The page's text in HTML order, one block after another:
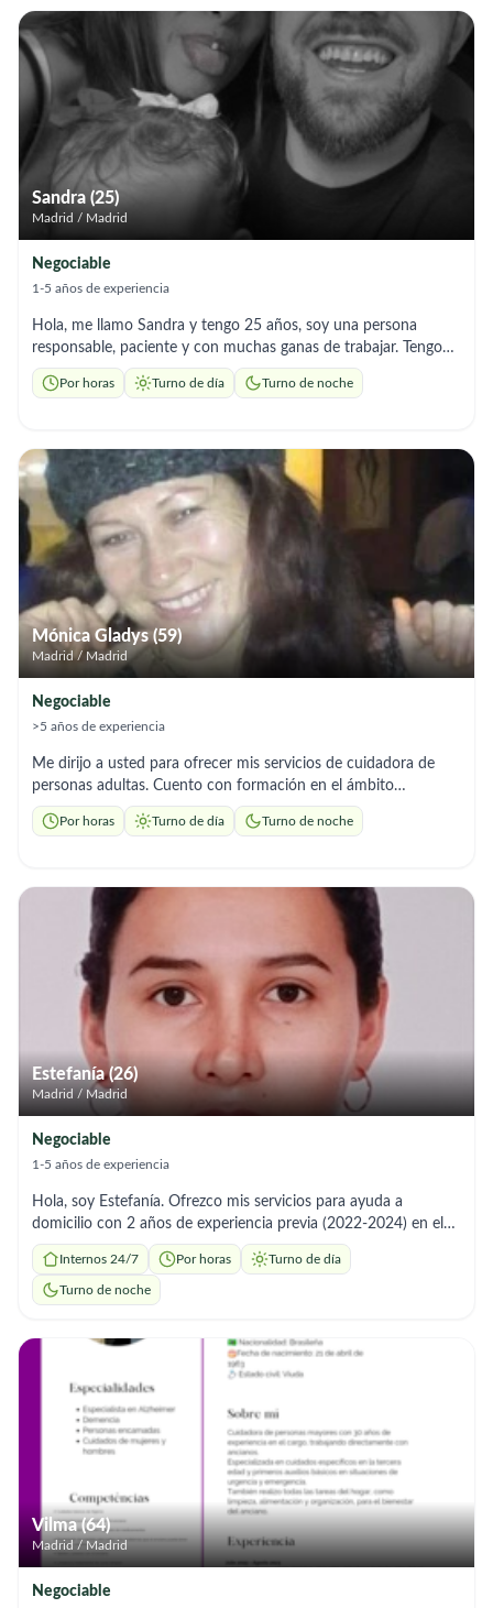
emocional de la persona a mi cuidado. Acompaño en paseos y
diligencias, garantizando seguridad y compañía en todo
momento. Puedo colaborar en tareas del hogar y preparar
comidas saludables adaptadas a sus necesidades. Soy una
persona responsable, organizada, paciente y discreta,
comprometida con crear un ambiente con entorno seguro,
agradable y de confianza. Si buscas tranquilidad y buen
cuidado para su ser querido, estaré encantada de ayudarte
Sandra (25)
Madrid / Madrid
Negociable
1-5 años de experiencia
Hola, me llamo Sandra y tengo 25 años, soy una persona
responsable, paciente y con muchas ganas de trabajar. Tengo
experiencia cuidando personas mayores y realizando tareas de
limpieza en domicilios particulares. Puedo ayudar con: • 👵
Compras y recados • 🧹 Limpieza y mantenimiento del hogar •
🚗 Traslados (dispongo de coche propio) Aunque mi
experiencia es principalmente en trabajos puntuales, soy muy
comprometida, puntual y aprendo rápido. Me adapto
fácilmente y trato a las personas con respeto y cariño.
Disponibilidad inmediata. Me adapto a los horarios que
necesitéis. Busco familias serias y responsables en Madrid.
Por horas Turno de día Turno de noche
Mónica Gladys (59)
Madrid / Madrid
Negociable
>5 años de experiencia
Me dirijo a usted para ofrecer mis servicios de cuidadora de
personas adultas. Cuento con formación en el ámbito
sociosanitario, incluyendo seguridad y salud en el trabajo,
primeros auxilios, administración de inyectables y atención
vocación de servicio, cualidades fundamentales para garantizar
el bienestar y la calidad de vida de las personas a mi cuidado.
Estoy preparado para apoyar en las actividades básicas de la
vida diaria, así como para ofrecer acompañamiento emocional
y contribuir a un entorno seguro y saludable. Además, cuento
con disponibilidad inmediata. Respetuosamente. Mónica
Por horas Turno de día Turno de noche
Estefanía (26)
Madrid / Madrid
Negociable
1-5 años de experiencia
Hola, soy Estefanía. Ofrezco mis servicios para ayuda a
domicilio con 2 años de experiencia previa (2022-2024) en el
cuidado de personas mayores de forma particular. Soy una
persona muy amable, paciente y con gran capacidad de
aprendizaje. Mis servicios incluyen: °Aseo e higiene personal y
hidratación. °Acompañamiento: paseos, citas médicas y
supervisión de medicación. Cuento con TIE en vigor,
disponibilidad horaria total e incorporación inmediata. Mi
prioridad es brindar un trato digno, cariñoso y seguro a quienes
más lo necesitan. ¡Disponible para entrevista cuando lo
Internos 24/7 Por horas Turno de día
Turno de noche
Vilma (64)
Madrid / Madrid
Negociable